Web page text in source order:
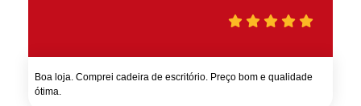
Boa loja. Comprei cadeira de escritório. Preço bom e qualidade
ótima.